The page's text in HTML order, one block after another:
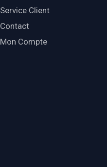
Service Client
Contact
Mon Compte